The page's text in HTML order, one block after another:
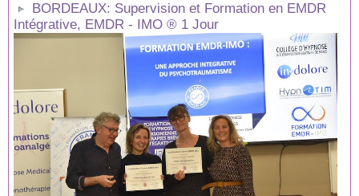
BORDEAUX: Supervision et Formation en EMDR
Intégrative, EMDR - IMO ® 1 Jour